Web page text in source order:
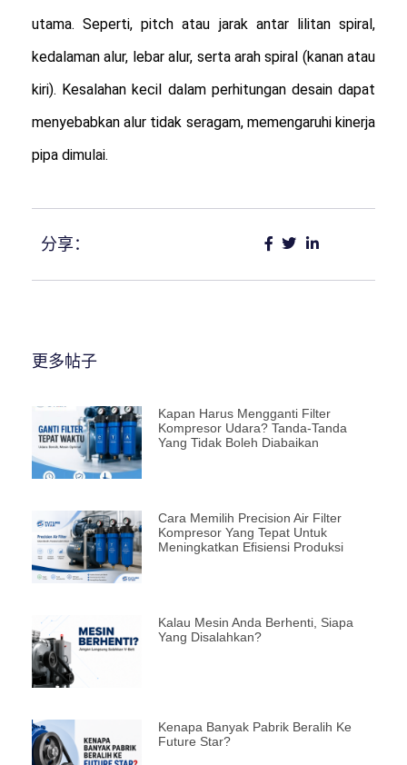
utama. Seperti, pitch atau jarak antar lilitan spiral,
kedalaman alur, lebar alur, serta arah spiral (kanan atau
kiri). Kesalahan kecil dalam perhitungan desain dapat
menyebabkan alur tidak seragam, memengaruhi kinerja
pipa dimulai.
分享：
更多帖子
Kapan Harus Mengganti Filter
Kompresor Udara? Tanda-Tanda
Yang Tidak Boleh Diabaikan
Cara Memilih Precision Air Filter
Kompresor Yang Tepat Untuk
Meningkatkan Efisiensi Produksi
Kalau Mesin Anda Berhenti, Siapa
Yang Disalahkan?
Kenapa Banyak Pabrik Beralih Ke
Future Star?